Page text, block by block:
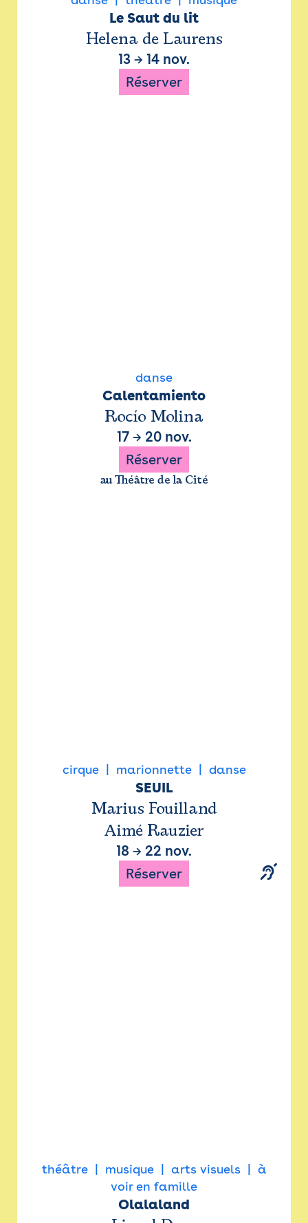
Le Saut du lit
Helena de Laurens
13 → 14 nov.
Réserver
danse
Calentamiento
Rocío Molina
17→ 20 nov.
Réserver
au Théâtre de la Cité
cirque marionnette danse
SEUIL
Marius Fouilland
Aimé Rauzier
18 → 22 nov.
Réserver
théâtre musique arts visuels
à
voir en famille
Olalaland